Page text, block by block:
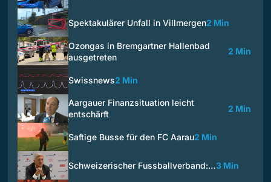
Spektakulärer Unfall in Villmergen2 Min
Ozongas in Bremgartner Hallenbad
ausgetreten
2 Min
Swissnews2 Min
Aargauer Finanzsituation leicht
entschärft
2 Min
Saftige Busse für den FC Aarau2 Min
Schweizerischer Fussballverband:…3 Min